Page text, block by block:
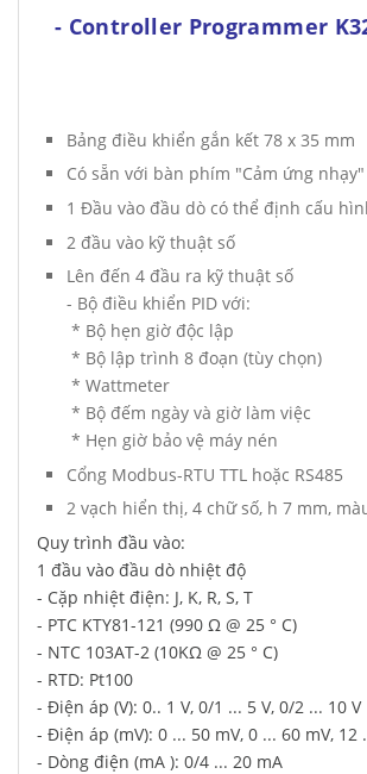
- Controller Programmer
Bảng điều khiển gắn kết 78 x 35 mm
Có sẵn với bàn phím "Cảm ứng nhạy"
1 Đầu vào đầu dò có thể định cấu
2 đầu vào kỹ thuật số
Lên đến 4 đầu ra kỹ thuật số
- Bộ điều khiển PID với:
* Bộ hẹn giờ độc lập
* Bộ lập trình 8 đoạn (tùy chọn)
* Wattmeter
* Bộ đếm ngày và giờ làm việc
* Hẹn giờ bảo vệ máy nén
Cổng Modbus-RTU TTL hoặc RS485
2 vạch hiển thị, 4 chữ số, h 7 mm,
Quy trình đầu vào:
1 đầu vào đầu dò nhiệt độ
- Cặp nhiệt điện: J, K, R, S, T
- PTC KTY81-121 (990 Ω @ 25 ° C)
- NTC 103AT-2 (10KΩ @ 25 ° C)
- RTD: Pt100
- Điện áp (V): 0.. 1 V, 0/1 ... 5 V, 0/2 ... 10 V
- Điện áp (mV): 0 ... 50 mV, 0 ... 60 mV, 12
- Dòng điện (mA ): 0/4 ... 20 mA